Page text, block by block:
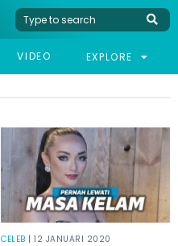
VIDEO EXPLORE
CELEB | 12 JANUARI 2020